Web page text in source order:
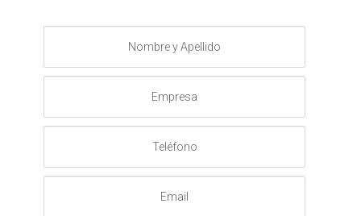
Apellido